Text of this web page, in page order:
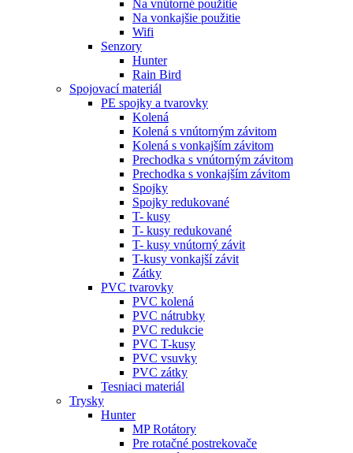
Na vnútorné použitie
Na vonkajšie použitie
Wifi
Senzory
Hunter
Rain Bird
Spojovací materiál
PE spojky a tvarovky
Kolená
Kolená s vnútorným závitom
Kolená s vonkajším závitom
Prechodka s vnútorným závitom
Prechodka s vonkajším závitom
Spojky
Spojky redukované
T- kusy
T- kusy redukované
T- kusy vnútorný závit
T-kusy vonkajší závit
Zátky
PVC tvarovky
PVC kolená
PVC nátrubky
PVC redukcie
PVC T-kusy
PVC vsuvky
PVC zátky
Tesniaci materiál
Trysky
Hunter
MP Rotátory
Pre rotačné postrekovače